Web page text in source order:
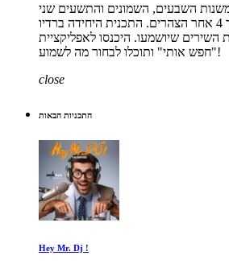
השבעים, השמונים והתשעים שני
עד שישי, שמונה בבוקר עד 4 אחר הצהרים. התכנית היחידה ברדיו
שיושמעו. היכנסו לאפליקציית
"חפש אותי" ותוכלו לבחור מה לשמוע!
close
התכניות הבאות
Hey Mr. Dj !